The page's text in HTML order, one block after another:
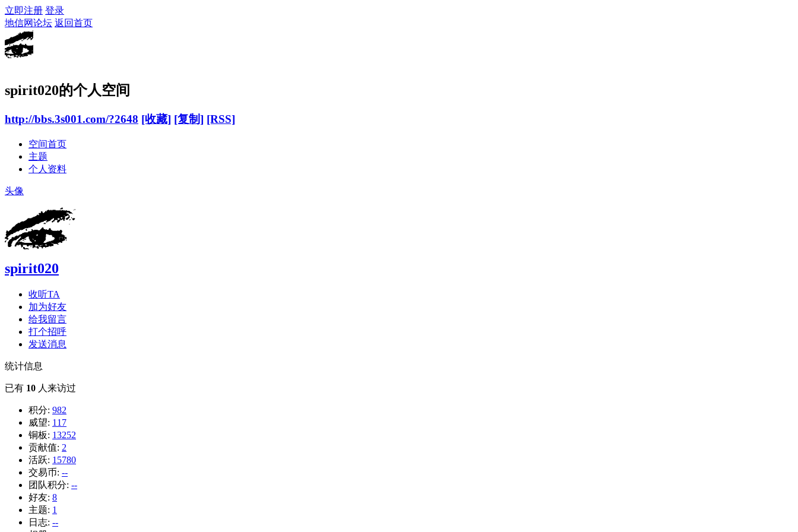
立即注册 登录
地信网论坛 返回首页
spirit020的个人空间
http://bbs.3s001.com/?2648 [收藏] [复制] [RSS]
空间首页
主题
个人资料
头像
spirit020
收听TA
加为好友
给我留言
打个招呼
发送消息
统计信息
已有 10 人来访过
积分: 982
威望: 117
铜板: 13252
贡献值: 2
活跃: 15780
交易币: --
团队积分: --
好友: 8
主题: 1
日志: --